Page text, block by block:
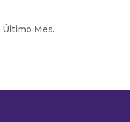
Último Mes.